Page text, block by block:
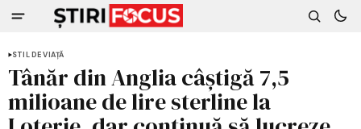
STIL DE VIAȚĂ
Tânăr din Anglia câștigă 7,5
milioane de lire sterline la